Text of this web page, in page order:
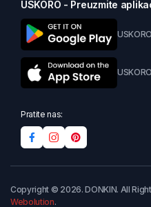
USKORO - Preuzmite
USKORO
USKORO
Pratite nas:
Copyright © 2026. DONKIN. All
Webolution.